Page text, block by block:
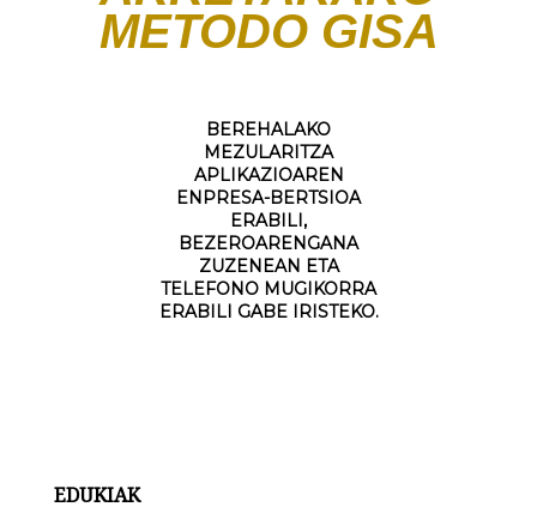
METODO GISA
BEREHALAKO
MEZULARITZA
APLIKAZIOAREN
ENPRESA-BERTSIOA
ERABILI,
BEZEROARENGANA
ZUZENEAN ETA
TELEFONO MUGIKORRA
ERABILI GABE IRISTEKO.
EDUKIAK